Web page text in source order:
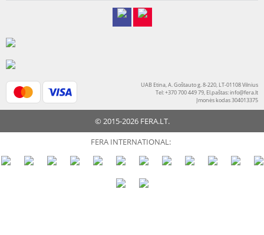
UAB Etina, A. Goštauto g. 8-220, LT-01108 Vilnius
Tel: +370 700 449 79, El.paštas:info@fera.lt
Įmonės kodas 304013375
© 2015-2026 FERA.LT.
FERA INTERNATIONAL: